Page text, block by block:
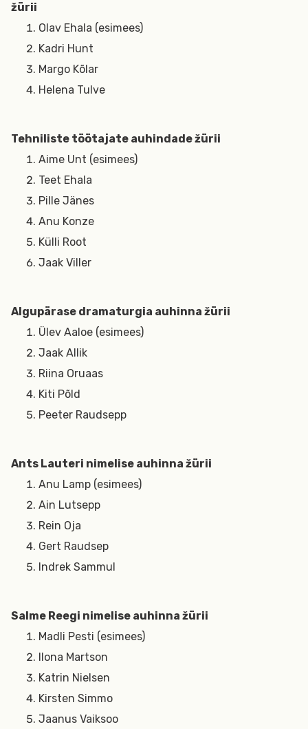
žürii
Olav Ehala (esimees)
Kadri Hunt
Margo Kõlar
Helena Tulve
Tehniliste töötajate auhindade žürii
Aime Unt (esimees)
Teet Ehala
Pille Jänes
Anu Konze
Külli Root
Jaak Viller
Algupärase dramaturgia auhinna žürii
Ülev Aaloe (esimees)
Jaak Allik
Riina Oruaas
Kiti Põld
Peeter Raudsepp
Ants Lauteri nimelise auhinna žürii
Anu Lamp (esimees)
Ain Lutsepp
Rein Oja
Gert Raudsep
Indrek Sammul
Salme Reegi nimelise auhinna žürii
Madli Pesti (esimees)
Ilona Martson
Katrin Nielsen
Kirsten Simmo
Jaanus Vaiksoo